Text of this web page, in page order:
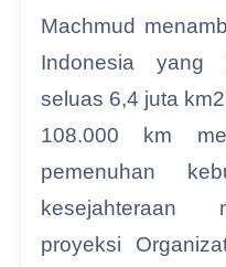
Machmud
Indonesia yang
seluas 6,4 juta
108.000 km
pemenuhan
kesejahteraan
proyeksi